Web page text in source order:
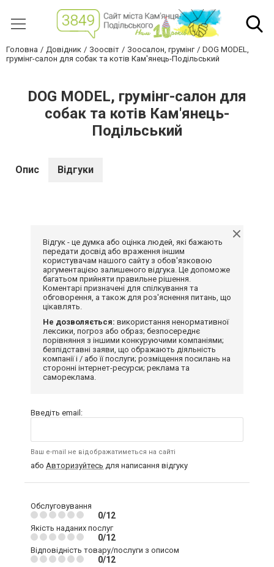
Головна Довідник Зоосвіт Зоосалон, грумінг
DOG MODEL,
грумінг-салон для собак та котів Кам'янець-Подільський
DOG MODEL, грумінг-салон для
собак та котів Кам'янець-
Подільський
Опис Відгуки
Відгук - це думка або оцінка людей, які бажають
передати досвід або враження іншим
користувачам нашого сайту з обов'язковою
аргументацією залишеного відгука. Це допоможе
багатьом прийняти правильне рішення.
Коментарі призначені для спілкування та
обговорення, а також для роз'яснення питань, що
цікавлять.
Не дозволяється: використання ненормативної
лексики, погроз або образ; безпосереднє
порівняння з іншими конкуруючими компаніями;
безпідставні заяви, що ображають діяльність
компанії і / або її послуги; розміщення посилань на
сторонні інтернет-ресурси; реклама та
самореклама.
Введіть email:
Ваш e-mail не відображатиметься на сайті
або Авторизуйтесь для написання відгуку
Обслуговування
0/12
Якість наданих послуг
0/12
Відповідність товару/послуги з описом
0/12